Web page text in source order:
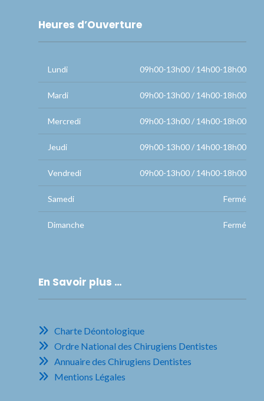
Heures d’Ouverture
Lundi 09h00-13h00 / 14h00-18h00
Mardi 09h00-13h00 / 14h00-18h00
Mercredi 09h00-13h00 / 14h00-18h00
Jeudi 09h00-13h00 / 14h00-18h00
Vendredi 09h00-13h00 / 14h00-18h00
Samedi Fermé
Dimanche Fermé
En Savoir plus …
Charte Déontologique
Ordre National des Chirugiens Dentistes
Annuaire des Chirugiens Dentistes
Mentions Légales